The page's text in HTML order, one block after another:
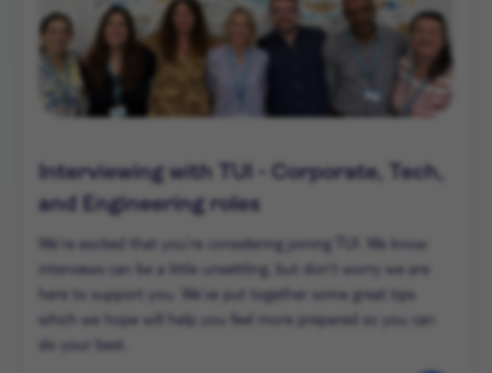
Interviewing with TUI - Corporate, Tech,
and Engineering roles
We’re excited that you’re considering joining TUI. We know
interviews can be a little unsettling, but don’t worry we are
here to support you. We’ve put together some great tips
which we hope will help you feel more prepared so you can
do your best.